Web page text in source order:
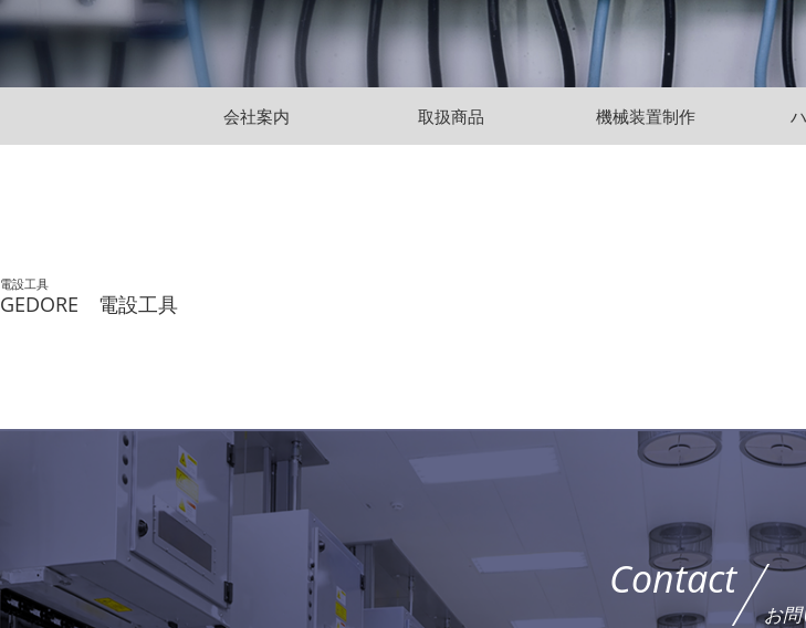
会社案内 取扱商品 機械装置制作
電設工具
GEDORE 電設工具
Contact
お